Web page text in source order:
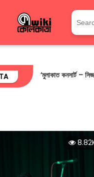
বিশ্ব পরিবেশ দিবসে